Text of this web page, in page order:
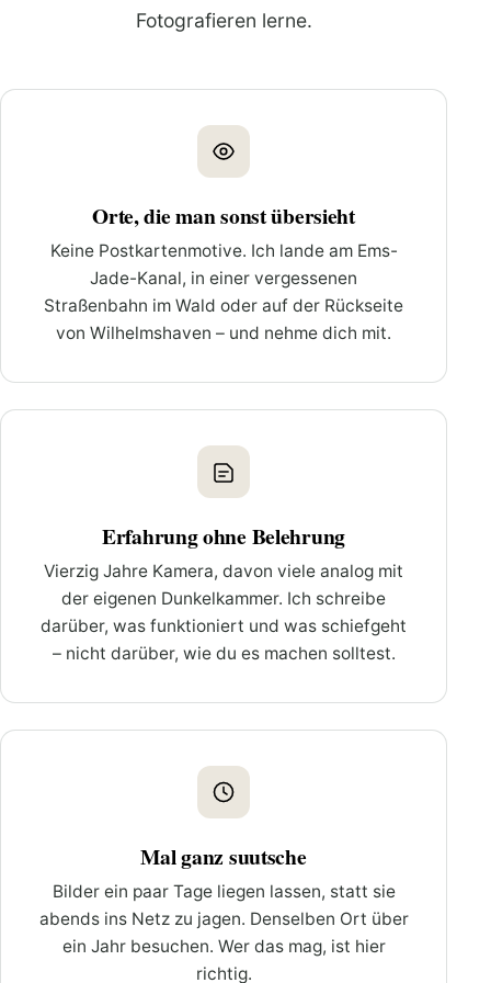
Fotografieren lerne.
Orte, die man sonst übersieht
Keine Postkartenmotive. Ich lande am Ems-
Jade-Kanal, in einer vergessenen
Straßenbahn im Wald oder auf der Rückseite
von Wilhelmshaven – und nehme dich mit.
Erfahrung ohne Belehrung
Vierzig Jahre Kamera, davon viele analog mit
der eigenen Dunkelkammer. Ich schreibe
darüber, was funktioniert und was schiefgeht
– nicht darüber, wie du es machen solltest.
Mal ganz suutsche
Bilder ein paar Tage liegen lassen, statt sie
abends ins Netz zu jagen. Denselben Ort über
ein Jahr besuchen. Wer das mag, ist hier
richtig.